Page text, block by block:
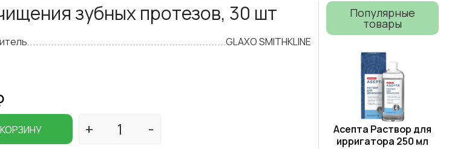
зубных протезов, 30 шт
GLAXO SMITHKLINE
Популярные
товары
Асепта Раствор для
ирригатора 250 мл